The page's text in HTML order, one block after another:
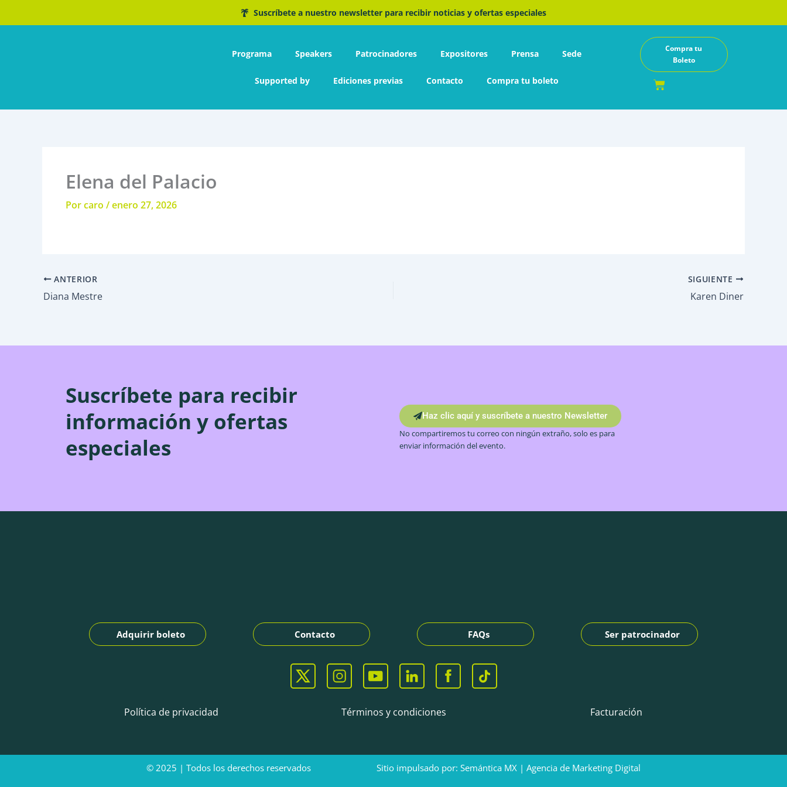
al
Suscríbete a nuestro newsletter para recibir noticias y ofertas especiales
Programa Speakers Patrocinadores Expositores Prensa Sede
Supported by Ediciones previas Contacto Compra tu boleto
Compra tu
Boleto
Cart
Elena del Palacio
Porcaro /enero 27, 2026
ANTERIOR
Diana Mestre
SIGUIENTE
Karen Diner
Suscríbete para recibir
información y ofertas
especiales
Haz clic aquí y suscríbete a nuestro Newsletter
No compartiremos tu correo con ningún extraño, solo es para
enviar información del evento.
Adquirir boleto Contacto FAQs Ser patrocinador
Política de privacidad Términos y condiciones Facturación
© 2025 | Todos los derechos reservados Sitio impulsado por: Semántica MX | Agencia de Marketing Digital